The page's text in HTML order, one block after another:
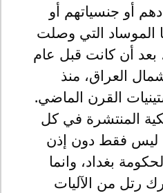
أو جنسياتهم أو
الموساد التي وصلت
بعد أن كانت قبل عام
العراق، منذ
القرن الماضي.
المنتشرة في كل
ليس فقط دون إذن
بغداد، وانما
رتل من الآليات